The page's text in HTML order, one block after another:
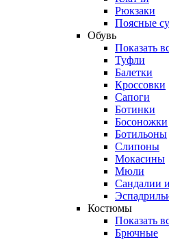
Рюкзаки
Поясные
Обувь
Показать
Туфли
Балетки
Кроссовки
Сапоги
Ботинки
Босоножки
Ботильоны
Слипоны
Мокасины
Мюли
Сандалии
Костюмы
Показать
Брючные